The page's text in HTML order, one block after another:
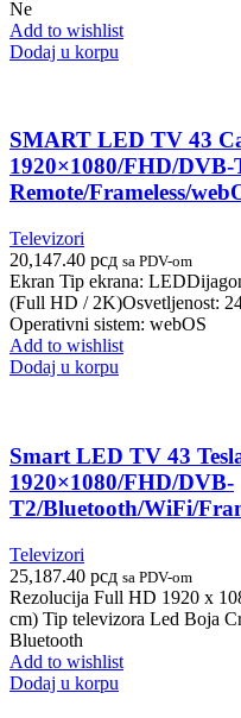
Ne
Add to wishlist
Dodaj u korpu
SMART LED TV 43
1920×1080/FHD/
Remote/Frameless/
Televizori
20,147.40 рсд sa PDV-om
Ekran Tip ekrana:
(Full HD / 2K)Osvetljenost:
Operativni sistem: webOS
Add to wishlist
Dodaj u korpu
Smart LED TV 43
1920×1080/FHD/DVB-
T2/Bluetooth/WiFi/
Televizori
25,187.40 рсд sa PDV-om
Rezolucija Full HD 1920 x
cm) Tip televizora Led Boja
Bluetooth
Add to wishlist
Dodaj u korpu